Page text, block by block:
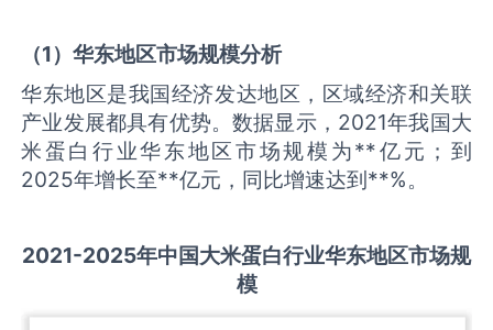
（1）华东地区市场规模分析
华东地区是我国经济发达地区，区域经济和关联
产业发展都具有优势。数据显示，2021年我国大
米蛋白行业华东地区市场规模为**亿元；到
2025年增长至**亿元，同比增速达到**%。
2021-2025年中国大米蛋白行业华东地区市场规
模